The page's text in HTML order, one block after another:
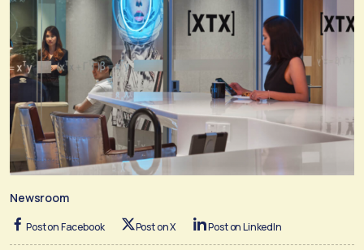
Newsroom
Post on Facebook Post on X Post on LinkedIn